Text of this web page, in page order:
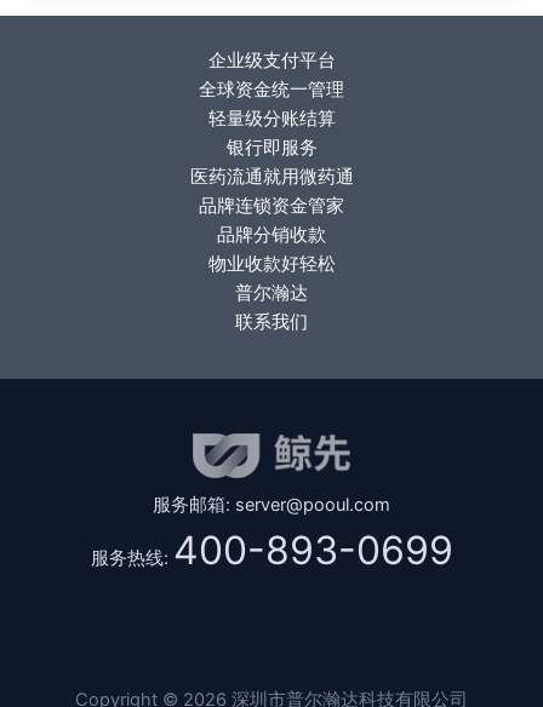
企业级支付平台
全球资金统一管理
轻量级分账结算
银行即服务
医药流通就用微药通
品牌连锁资金管家
品牌分销收款
物业收款好轻松
普尔瀚达
联系我们
服务邮箱: server@pooul.com
服务热线: 400-893-0699
Copyright © 2026 深圳市普尔瀚达科技有限公司